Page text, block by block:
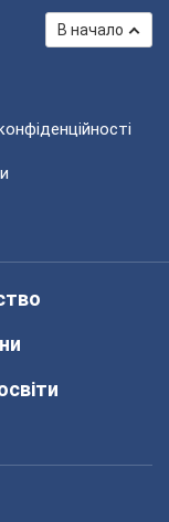
В начало